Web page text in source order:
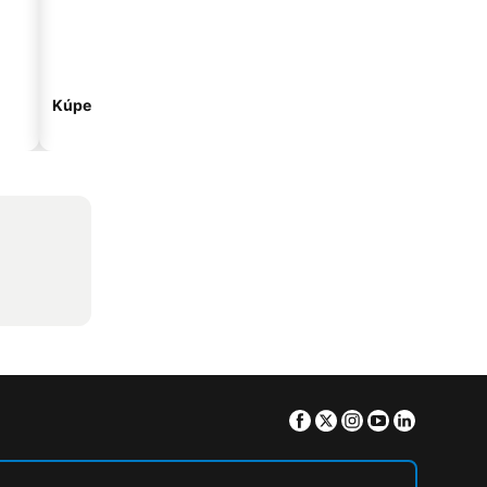
Kúpeľné hotely
Facebook
TwitterInstagram
Youtube